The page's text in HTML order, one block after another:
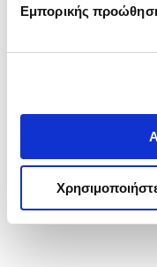
Εμπορικής